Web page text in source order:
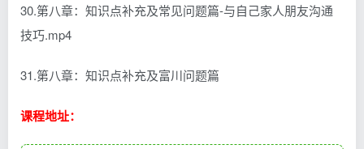
30.第八章：知识点补充及常见问题篇-与自己家人朋友沟通
技巧.mp4
31.第八章：知识点补充及富川问题篇
课程地址：